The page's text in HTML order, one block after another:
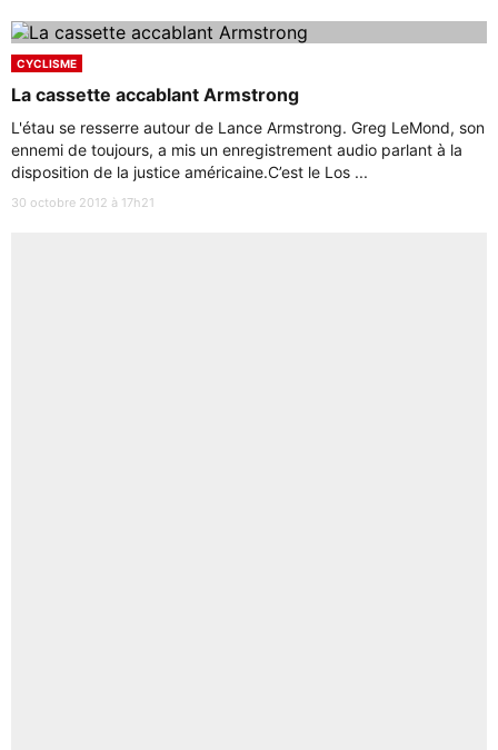
CYCLISME
La cassette accablant Armstrong
L'étau se resserre autour de Lance Armstrong. Greg LeMond, son
ennemi de toujours, a mis un enregistrement audio parlant à la
disposition de la justice américaine.C’est le Los ...
30 octobre 2012 à 17h21